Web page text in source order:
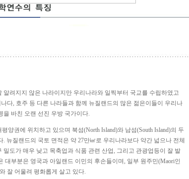
알려지지 않은 나라이지만 우리나라와 일찍부터 국교를 수립하였고
다, 호주 등 다른 나라들과 함께 뉴질랜드의 많은 젊은이들이 우리나
을 바친 오랜 선진 우방 국가이다.
양권에 위치하고 있으며 북섬(North Island)와 남섬(South Island)의 두
뉴질랜드의 국토 면적은 약 27만㎢로 우리나라보다 약간 넓으나 전체
밀도가 매우 낮고 목축업과 식품 관련 산업, 그리고 관광업등이 잘 발
대부분은 영국과 아일랜드 이민의 후손들이며, 일부 원주민(Maori인
잘 어울려 평화롭게 살고 있다.